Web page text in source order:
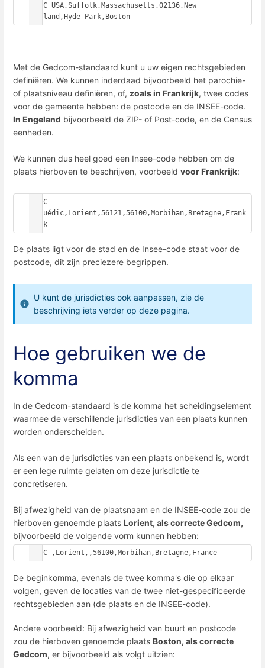
PLAC USA,Suffolk,Massachusetts,02136,New
England,Hyde Park,Boston
Met de Gedcom-standaard kunt u uw eigen rechtsgebieden
definiëren. We kunnen inderdaad bijvoorbeeld het parochie-
of plaatsniveau definiëren, of, zoals in Frankrijk, twee codes
voor de gemeente hebben: de postcode en de INSEE-code.
In Engeland bijvoorbeeld de ZIP- of Post-code, en de Census
eenheden.
We kunnen dus heel goed een Insee-code hebben om de
plaats hierboven te beschrijven, voorbeeld voor Frankrijk:
PLAC
Faouédic,Lorient,56121,56100,Morbihan,Bretagne,Frank
rijk
De plaats ligt voor de stad en de Insee-code staat voor de
postcode, dit zijn preciezere begrippen.
U kunt de jurisdicties ook aanpassen, zie de
beschrijving iets verder op deze pagina.
Hoe gebruiken we de
komma
In de Gedcom-standaard is de komma het scheidingselement
waarmee de verschillende jurisdicties van een plaats kunnen
worden onderscheiden.
Als een van de jurisdicties van een plaats onbekend is, wordt
er een lege ruimte gelaten om deze jurisdictie te
concretiseren.
Bij afwezigheid van de plaatsnaam en de INSEE-code zou de
hierboven genoemde plaats Lorient, als correcte Gedcom,
bijvoorbeeld de volgende vorm kunnen hebben:
PLAC ,Lorient,,56100,Morbihan,Bretagne,France
De beginkomma, evenals de twee komma's die op elkaar
volgen, geven de locaties van de twee niet-gespecificeerde
rechtsgebieden aan (de plaats en de INSEE-code).
Andere voorbeeld: Bij afwezigheid van buurt en postcode
zou de hierboven genoemde plaats Boston, als correcte
Gedcom, er bijvoorbeeld als volgt uitzien: